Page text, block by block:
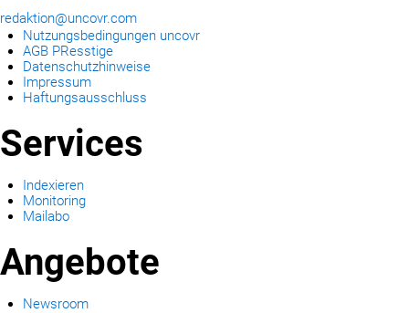
redaktion@uncovr.com
Nutzungsbedingungen uncovr
AGB PResstige
Datenschutzhinweise
Impressum
Haftungsausschluss
Services
Indexieren
Monitoring
Mailabo
Angebote
Newsroom